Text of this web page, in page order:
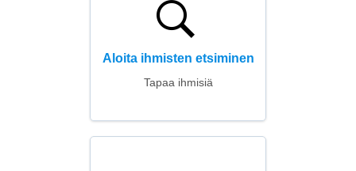
Aloita ihmisten etsiminen
Tapaa ihmisiä